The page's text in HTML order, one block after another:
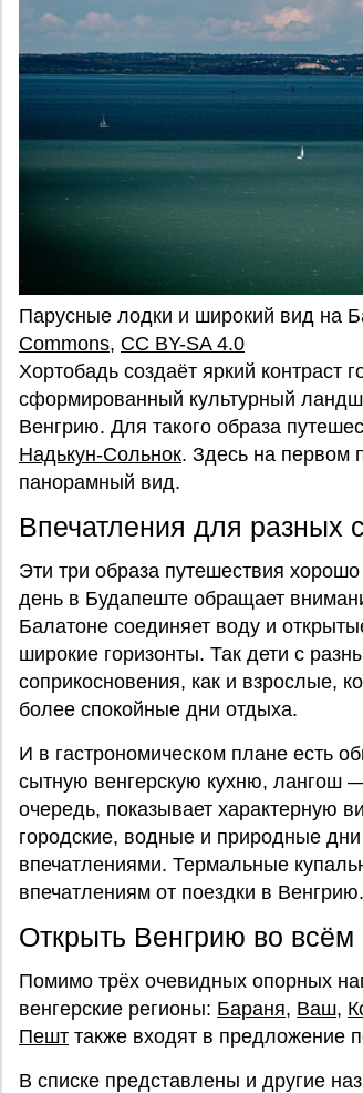
Парусные лодки и широкий вид на
Commons, CC BY-SA 4.0
Хортобадь создаёт яркий контраст
сформированный культурный
Венгрию. Для такого образа
Надькун-Сольнок. Здесь на первом
панорамный вид.
Впечатления для разных
Эти три образа путешествия
день в Будапеште обращает
Балатоне соединяет воду и
широкие горизонты. Так дети с
соприкосновения, как и взрослые,
более спокойные дни отдыха.
И в гастрономическом плане есть
сытную венгерскую кухню, лангош
очередь, показывает характерную
городские, водные и природные
впечатлениями. Термальные
впечатлениям от поездки в Венгрию.
Открыть Венгрию во всём
Помимо трёх очевидных опорных
венгерские регионы: Бараня, Ваш,
Пешт также входят в предложение
В списке представлены и другие